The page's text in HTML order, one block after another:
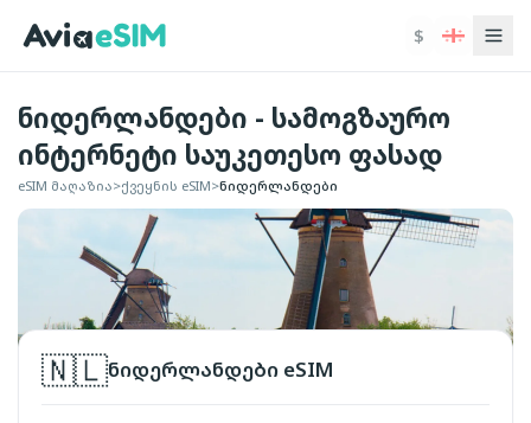
$
ნიდერლანდები - სამოგზაურო
ინტერნეტი საუკეთესო ფასად
eSIM მაღაზია>ქვეყნის eSIM>ნიდერლანდები
🇳🇱ნიდერლანდებიeSIM